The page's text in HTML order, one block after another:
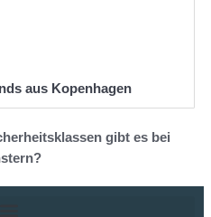
aus Kopenhagen
gibt es bei